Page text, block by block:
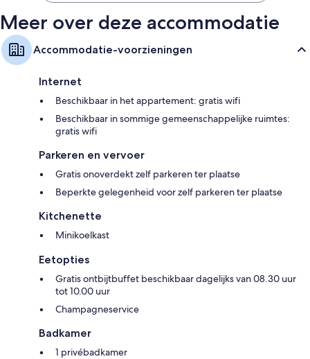
Meer over deze accommodatie
Accommodatie-voorzieningen
Internet
Beschikbaar in het appartement: gratis wifi
Beschikbaar in sommige gemeenschappelijke ruimtes:
gratis wifi
Parkeren en vervoer
Gratis onoverdekt zelf parkeren ter plaatse
Beperkte gelegenheid voor zelf parkeren ter plaatse
Kitchenette
Minikoelkast
Eetopties
Gratis ontbijtbuffet beschikbaar dagelijks van 08.30 uur
tot 10.00 uur
Champagneservice
Badkamer
1 privébadkamer